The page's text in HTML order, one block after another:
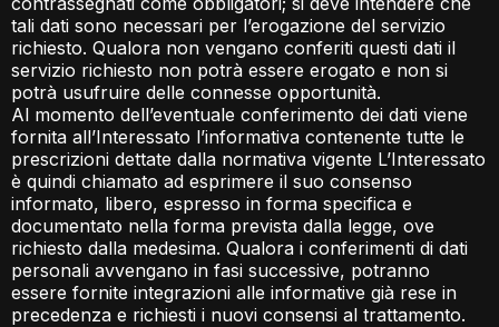
tali dati sono necessari per l’erogazione del servizio
richiesto. Qualora non vengano conferiti questi dati il
servizio richiesto non potrà essere erogato e non si
potrà usufruire delle connesse opportunità.
Al momento dell’eventuale conferimento dei dati viene
fornita all’Interessato l’informativa contenente tutte le
prescrizioni dettate dalla normativa vigente L’Interessato
è quindi chiamato ad esprimere il suo consenso
informato, libero, espresso in forma specifica e
documentato nella forma prevista dalla legge, ove
richiesto dalla medesima. Qualora i conferimenti di dati
personali avvengano in fasi successive, potranno
essere fornite integrazioni alle informative già rese in
precedenza e richiesti i nuovi consensi al trattamento.